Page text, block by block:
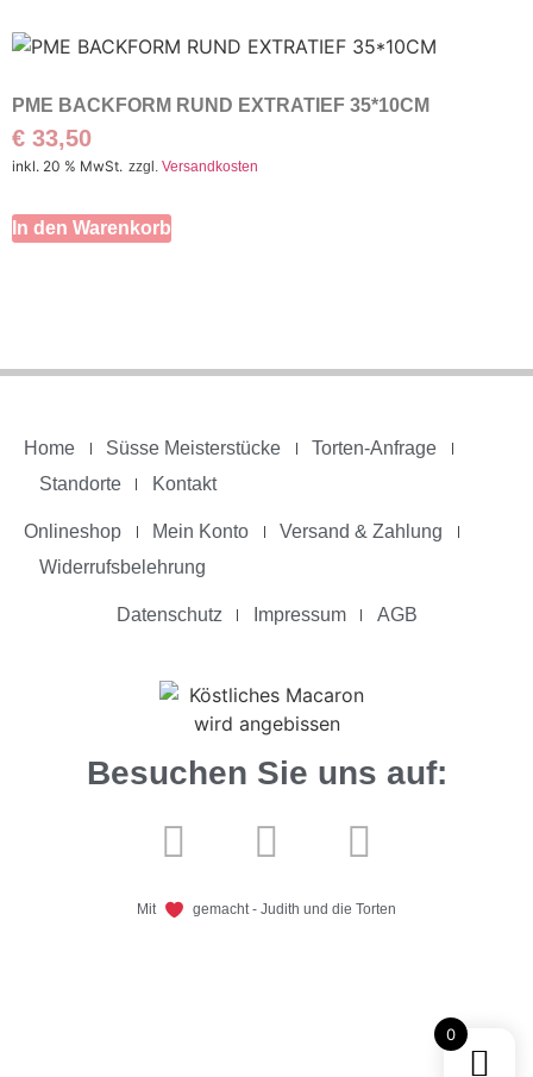
PME BACKFORM RUND EXTRATIEF 35*10CM
€ 33,50
inkl. 20 % MwSt. zzgl. Versandkosten
In den Warenkorb
Home Süsse Meisterstücke
Torten-Anfrage
Standorte
Kontakt
Onlineshop Mein Konto
Versand & Zahlung
Widerrufsbelehrung
Datenschutz Impressum AGB
Besuchen Sie uns auf:
Mit gemacht - Judith und die Torten
0